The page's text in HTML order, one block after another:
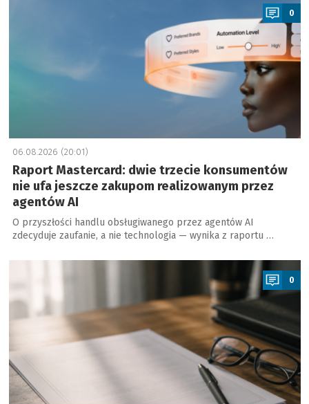
0
06.08.2026 (20:01)
Raport Mastercard: dwie trzecie konsumentów
nie ufa jeszcze zakupom realizowanym przez
agentów AI
O przyszłości handlu obsługiwanego przez agentów AI
zdecyduje zaufanie, a nie technologia — wynika z raportu …
a
0